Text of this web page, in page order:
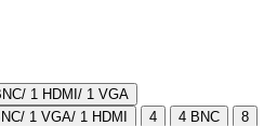
1 HDMI/ 1 VGA
1 VGA/ 1 HDMI 4 4 BNC
8